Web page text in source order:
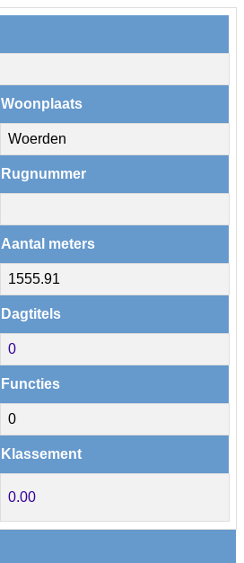
Woonplaats
Woerden
Rugnummer
Aantal meters
1555.91
Dagtitels
0
Functies
0
Klassement
0.00